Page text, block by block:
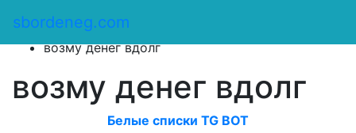
sbordeneg.com
Оказать помощь
возму денег вдолг
возму денег вдолг
Белые списки TG BOT